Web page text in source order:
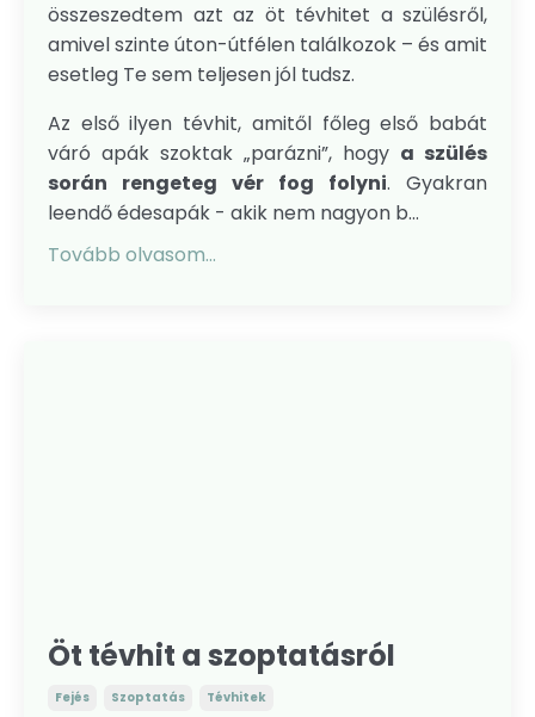
összeszedtem azt az öt tévhitet a szülésről,
amivel szinte úton-útfélen találkozok – és amit
esetleg Te sem teljesen jól tudsz.
Az első ilyen tévhit, amitől főleg első babát
váró apák szoktak „parázni”, hogy a szülés
során rengeteg vér fog folyni. Gyakran
leendő édesapák - akik nem nagyon b...
Tovább olvasom...
Öt tévhit a szoptatásról
Fejés Szoptatás Tévhitek